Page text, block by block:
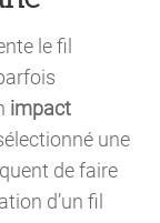
le fil
impact
une
de faire
d’un fil